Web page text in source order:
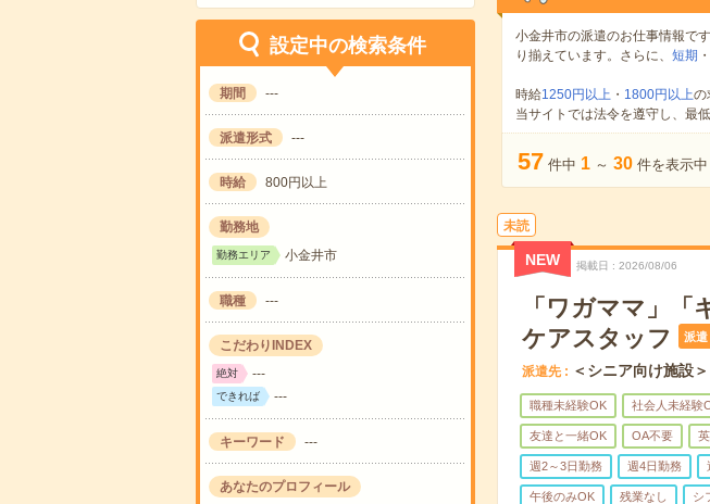
設定中の検索条件
期間 ---
派遣形式 ---
時給 800円以上
勤務地
勤務エリア 小金井市
職種 ---
こだわりINDEX
絶対 ---
できれば ---
キーワード ---
あなたのプロフィール
小金井市の派遣のお仕事情報です
り揃えています。さらに、 短期 ・
時給1250円以上・ 1800円以上の
当サイトでは法令を遵守し、最
57 件中 1 ～ 30 件を表示中
未読
NEW 掲載日 2026/08/06
「ワガママ」
ケアスタッフ
派遣
派遣先 ＜シニア向け施設＞
職種未経験OK 社会人未経験
友達と一緒OK OA不要
週2～3日勤務 週4日勤務
午後のみOK 残業なし シ